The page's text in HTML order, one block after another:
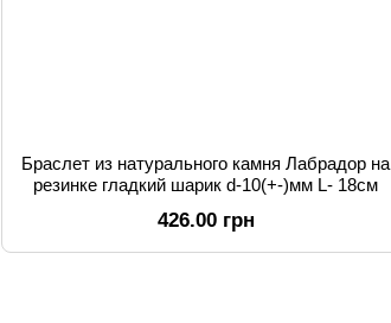
Браслет из натурального камня Лабрадор на
резинке гладкий шарик d-10(+-)мм L- 18см
426.00 грн